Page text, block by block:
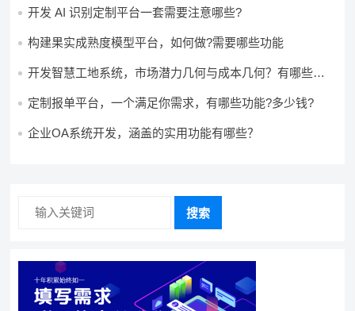
开发 AI 识别定制平台一套需要注意哪些?
构建果实成熟度模型平台，如何做?需要哪些功能
开发智慧工地系统，市场潜力几何与成本几何？有哪些前
定制报单平台，一个满足你需求，有哪些功能?多少钱?
企业OA系统开发，涵盖的实用功能有哪些？
搜索